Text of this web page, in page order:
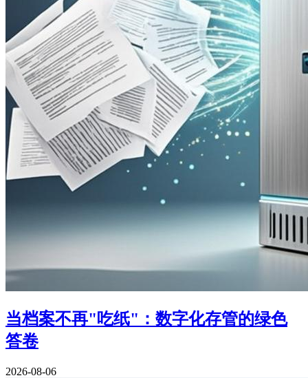
当档案不再"吃纸"：数字化存管的绿色
答卷
2026-08-06